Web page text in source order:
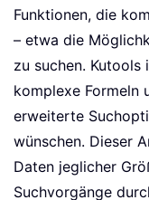
Funktionen, die
– etwa die
zu suchen.
komplexe Formeln
erweiterte
wünschen. Dieser
Daten jeglicher
Suchvorgänge